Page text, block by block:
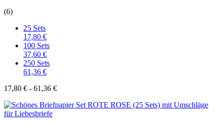
(6)
25 Sets
17,80 €
100 Sets
37,60 €
250 Sets
61,36 €
17,80 € - 61,36 €